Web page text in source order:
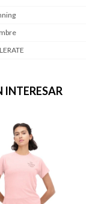
INTERESAR